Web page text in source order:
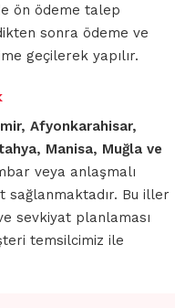
ön ödeme talep
sonra ödeme ve
geçilerek yapılır.
Afyonkarahisar,
Manisa, Muğla ve
veya anlaşmalı
sağlanmaktadır. Bu iller
sevkiyat planlaması
temsilcimiz ile